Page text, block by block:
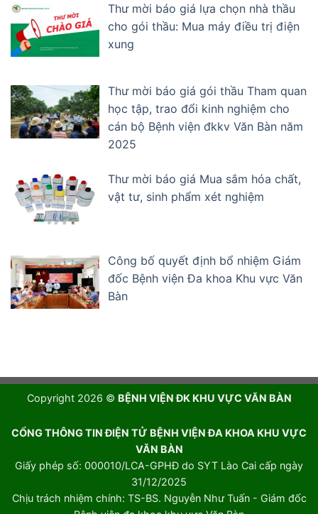
Thư mời báo giá lựa chọn nhà thầu
cho gói thầu: Mua máy điều trị điện
xung
Thư mời báo giá gói thầu Tham quan
học tập, trao đổi kinh nghiệm cho
cán bộ Bệnh viện đkkv Văn Bàn năm
2025
Thư mời báo giá Mua sắm hóa chất,
vật tư, sinh phẩm xét nghiệm
Công bố quyết định bổ nhiệm Giám
đốc Bệnh viện Đa khoa Khu vực Văn
Bàn
Copyright 2026 © BỆNH VIỆN ĐK KHU VỰC VĂN BÀN
CỔNG THÔNG TIN ĐIỆN TỬ BỆNH VIỆN ĐA KHOA KHU VỰC
VĂN BÀN
Giấy phép số: 000010/LCA-GPHĐ do SYT Lào Cai cấp ngày
31/12/2025
Chịu trách nhiệm chính: TS-BS. Nguyễn Như Tuấn - Giám đốc